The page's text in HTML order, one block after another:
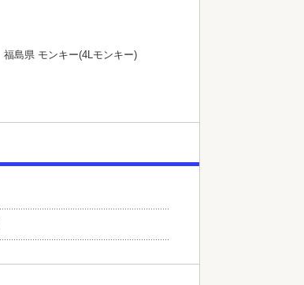
福島県 モンキー(4Lモンキー)